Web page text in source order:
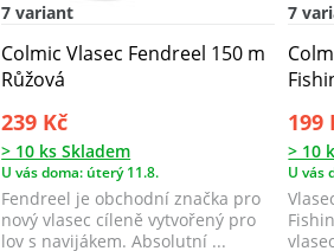
7 variant
Colmic Vlasec Fendreel 150 m
Růžová
239 Kč
> 10 ks Skladem
U vás doma: úterý 11.8.
Fendreel je obchodní značka pro
nový vlasec cíleně vytvořený pro
lov s navijákem. Absolutní ...
7
199
> 10
U vás